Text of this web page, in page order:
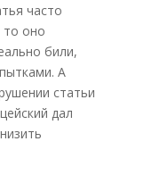
часто
то оно
били,
А
статьи
дал